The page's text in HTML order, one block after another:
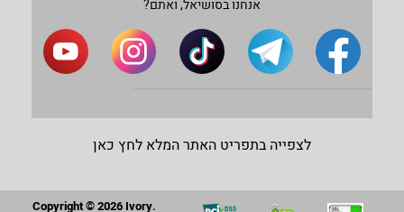
אנחנו בסושיאל, ואתם?
לצפייה בתפריט האתר המלא לחץ כאן
Copyright © 2026 Ivory.